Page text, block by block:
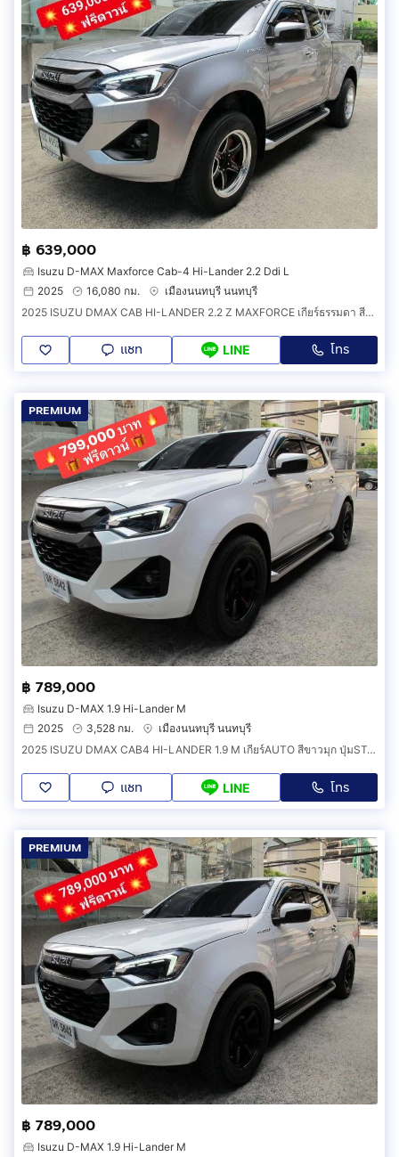
฿ 639,000
Isuzu D-MAX Maxforce Cab-4 Hi-Lander 2.2 Ddi L
2025
16,080 กม.
เมืองนนทบุรี นนทบุรี
2025 ISUZU DMAX CAB HI-LANDER 2.2 Z MAXFORCE เกียร์ธรรมดา สีบรอนเทา
แชท LINE โทร
PREMIUM
฿ 789,000
Isuzu D-MAX 1.9 Hi-Lander M
2025
3,528 กม.
เมืองนนทบุรี นนทบุรี
2025 ISUZU DMAX CAB4 HI-LANDER 1.9 M เกียร์AUTO สีขาวมุก ปุ่มSTART
แชท LINE โทร
PREMIUM
฿ 789,000
Isuzu D-MAX 1.9 Hi-Lander M